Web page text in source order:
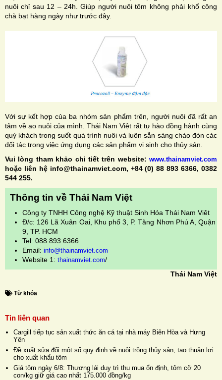
nuôi chỉ sau 12 – 24h. Giúp người nuôi tôm không phải khổ công
chà bạt hàng ngày như trước đây.
Với sự kết hợp của ba nhóm sản phẩm trên, người nuôi đã rất an
tâm về ao nuôi của mình. Thái Nam Việt rất tự hào đồng hành cùng
quý khách trong suốt quá trình nuôi và luôn sẵn sàng chào đón các
đối tác trong việc ứng dụng các sản phẩm vi sinh cho thủy sản.
Vui lòng tham khảo chi tiết trên website: www.thainamviet.com
hoặc liên hệ info@thainamviet.com, +84 (0) 88 893 6366, 0382
544 255.
Thông tin về Thái Nam Việt
Công ty TNHH Công nghệ Kỹ thuật Sinh Hóa Thái Nam Viêt
Đ/c: 126 Lã Xuân Oai, Khu phố 3, P. Tăng Nhơn Phú A, Quận
9, TP. HCM
Tel: 088 893 6366
Email: info@thainamviet.com
Website 1: thainamviet.com/
Thái Nam Việt
Từ khóa
Tin liên quan
Cargill tiếp tục sản xuất thức ăn cá tại nhà máy Biên Hòa và Hưng
Yên
Đề xuất sửa đổi một số quy định về nuôi trồng thủy sản, tạo thuận lợi
cho xuất khẩu tôm
Giá tôm ngày 6/8: Thương lái duy trì thu mua ổn định, tôm cỡ 20
con/kg giữ giá cao nhất 175.000 đồng/kg